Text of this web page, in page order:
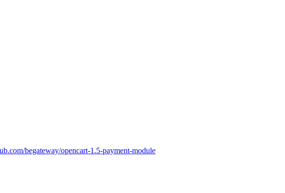
begateway/opencart-1.5-payment-module